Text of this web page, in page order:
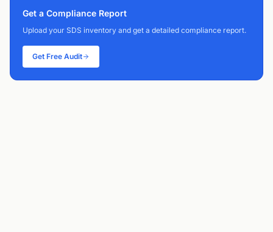
Get a Compliance Report
Upload your SDS inventory and get a detailed compliance report.
Get Free Audit